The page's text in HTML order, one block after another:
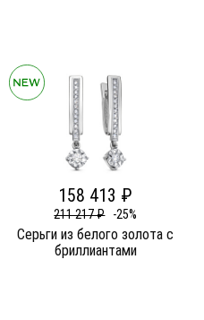
158 413 ₽
211 217 ₽ -25%
Серьги из белого золота c
бриллиантами